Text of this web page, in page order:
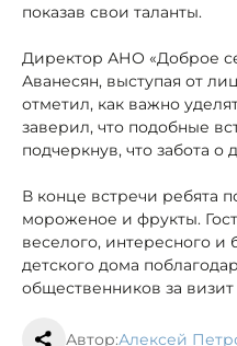
показав свои таланты.
Директор АНО «Доброе
Аванесян, выступая от
отметил, как важно
заверил, что подобные
подчеркнув, что забота о
В конце встречи ребята
мороженое и фрукты.
веселого, интересного и
детского дома
общественников за
Автор:Алексей